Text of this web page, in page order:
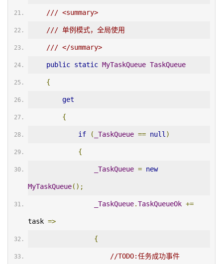
/// <summary>
/// 单例模式，全局使用
/// </summary>
public static MyTaskQueue TaskQueue
{
get
{
if ( _TaskQueue == null )
{
_TaskQueue = new
MyTaskQueue();
_TaskQueue.TaskQueueOk +=
task =>
{
//TODO:任务成功事件